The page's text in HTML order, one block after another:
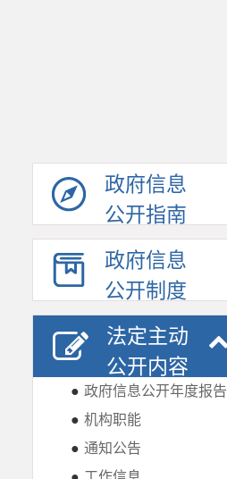
政府信息
公开指南
政府信息
公开制度
法定主动
公开内容
● 政府信息公开年度报告
● 机构职能
● 通知公告